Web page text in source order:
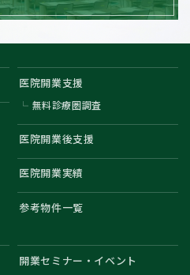
医院開業支援
無料診療圏調査
医院開業後支援
医院開業実績
参考物件一覧
開業セミナー・イベント